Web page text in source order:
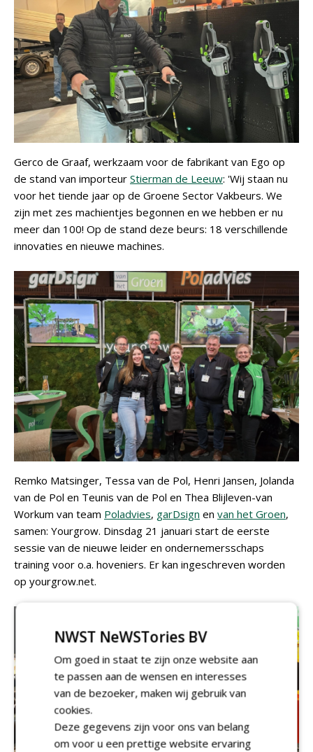
Gerco de Graaf, werkzaam voor de fabrikant van Ego op
de stand van importeur Stierman de Leeuw: 'Wij staan nu
voor het tiende jaar op de Groene Sector Vakbeurs. We
zijn met zes machientjes begonnen en we hebben er nu
meer dan 100! Op de stand deze beurs: 18 verschillende
innovaties en nieuwe machines.
Remko Matsinger, Tessa van de Pol, Henri Jansen, Jolanda
van de Pol en Teunis van de Pol en Thea Blijleven-van
Workum van team Poladvies, garDsign en van het Groen,
samen: Yourgrow. Dinsdag 21 januari start de eerste
sessie van de nieuwe leider en ondernemersschaps
training voor o.a. hoveniers. Er kan ingeschreven worden
op yourgrow.net.
NWST NeWSTories BV
Om goed in staat te zijn onze website aan
te passen aan de wensen en interesses
van de bezoeker, maken wij gebruik van
cookies.
Deze gegevens zijn voor ons van belang
om voor u een prettige website ervaring